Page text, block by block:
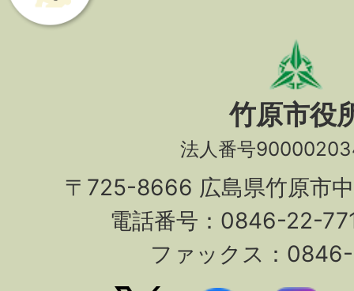
竹原市役
法人番号
〒725-8666 広島県竹原市
電話番号：0846-22-
ファックス：